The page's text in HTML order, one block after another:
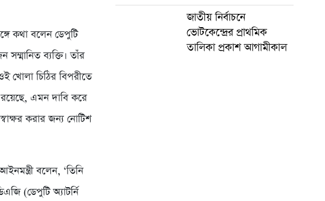
কথা বলেন ডেপুটি
ব্যক্তি। তাঁর
খোলা চিঠির বিপরীতে
রয়েছে, এমন দাবি করে
করার জন্য নোটিশ
বলেন, ‘তিনি
(ডেপুটি অ্যাটর্নি
জাতীয় নির্বাচনে
ভোটকেন্দ্রের প্রাথমিক
তালিকা প্রকাশ আগামীকাল